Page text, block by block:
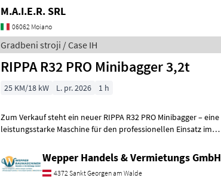
M.A.I.E.R. SRL
06062 Moiano
Gradbeni stroji / Case IH
RIPPA R32 PRO Minibagger 3,2t
25 KM/18 kW L. pr. 2026 1 h
Zum Verkauf steht ein neuer RIPPA R32 PRO Minibagger – eine
leistungsstarke Maschine für den professionellen Einsatz im
Wepper Handels & Vermietungs GmbH
4372 Sankt Georgen am Walde